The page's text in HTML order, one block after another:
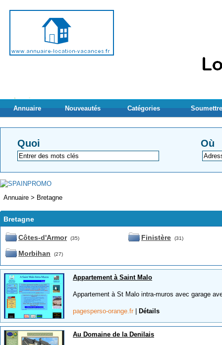
Annuaire Nouveautés Catégories
Quoi Où
Annuaire > Bretagne
Bretagne
Côtes-d'Armor (35)
Morbihan (27)
Finistère (31)
Appartement à Saint Malo
Appartement à St Malo intra-muros avec garage
pagesperso-orange.fr Détails
Au Domaine de la Denilais